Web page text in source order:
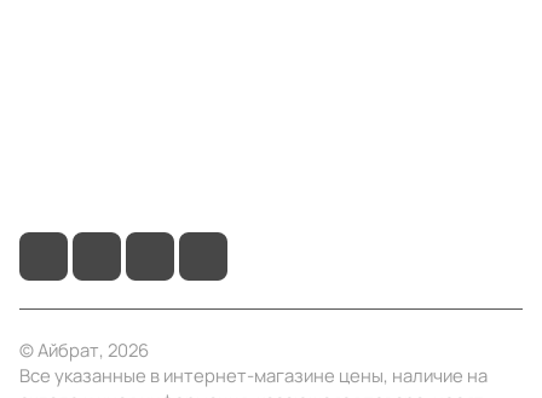
© Айбрат, 2026
Все указанные в интернет-магазине цены, наличие на